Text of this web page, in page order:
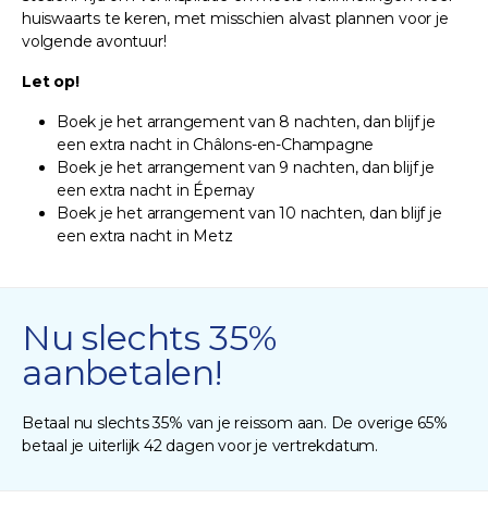
huiswaarts te keren, met misschien alvast plannen voor je
volgende avontuur!
Let op!
Boek je het arrangement van 8 nachten, dan blijf je
een extra nacht in Châlons-en-Champagne
Boek je het arrangement van 9 nachten, dan blijf je
een extra nacht in Épernay
Boek je het arrangement van 10 nachten, dan blijf je
een extra nacht in Metz
Nu slechts 35%
aanbetalen!
Betaal nu slechts 35% van je reissom aan. De overige 65%
betaal je uiterlijk 42 dagen voor je vertrekdatum.